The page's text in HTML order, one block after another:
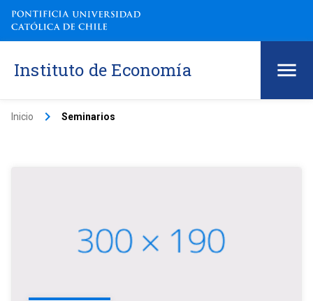
Instituto de Economía
Inicio keyboard_arrow_right Seminarios